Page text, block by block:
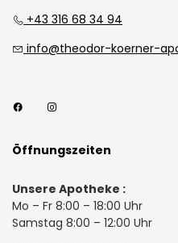
+43 316 68 34 94
info@theodor-koerner-
Öffnungszeiten
Unsere Apotheke :
Mo – Fr 8:00 – 18:00 Uhr
Samstag 8:00 – 12:00 Uhr